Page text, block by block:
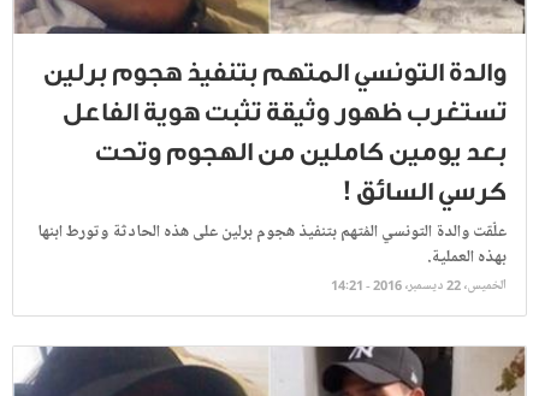
والدة التونسي المتهم بتنفيذ هجوم برلين
تستغرب ظهور وثيقة تثبت هوية الفاعل
بعد يومين كاملين من الهجوم وتحت
كرسي السائق !
علّقت والدة التونسي المُتهم بتنفيذ هجوم برلين على هذه الحادثة وتورط ابنها
بهذه العملية.
الخميس، 22 ديسمبر، 2016 - 14:21